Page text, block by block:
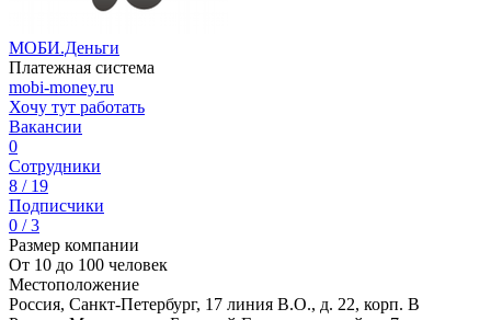
МОБИ.Деньги
Платежная система
mobi-money.ru
Хочу тут работать
Вакансии
0
Сотрудники
8 / 19
Подписчики
0 / 3
Размер компании
От 10 до 100 человек
Местоположение
Россия, Санкт-Петербург, 17 линия В.О., д. 22, корп. B